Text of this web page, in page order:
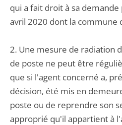
qui a fait droit à sa
avril 2020 dont la commune
2. Une mesure de radiation
de poste ne peut être
que si l'agent concerné a,
décision, été mis en
poste ou de reprendre son
approprié qu'il appartient à